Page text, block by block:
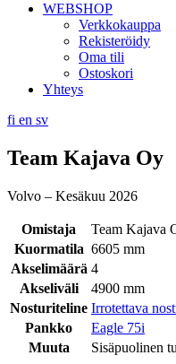
WEBSHOP
Verkkokauppa
Rekisteröidy
Oma tili
Ostoskori
Yhteys
fi en sv
Team Kajava Oy
Volvo – Kesäkuu 2026
Omistaja
Team Kajava
Kuormatila 6605 mm
Akselimäärä 4
Akseliväli
4900 mm
Nosturiteline Irrotettava
Pankko
Eagle 75i
Muuta
Sisäpuolinen